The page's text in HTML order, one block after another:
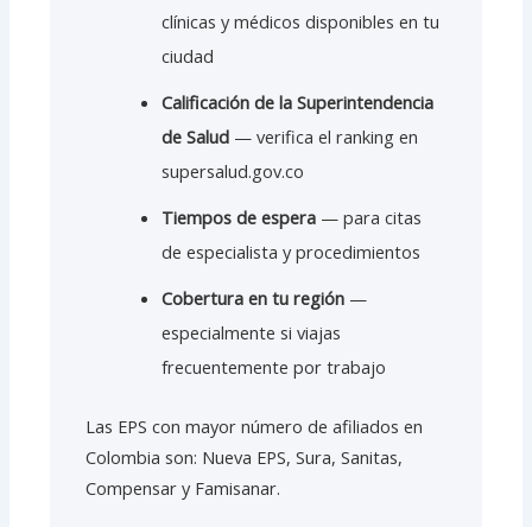
clínicas y médicos disponibles en tu
ciudad
Calificación de la Superintendencia
de Salud — verifica el ranking en
supersalud.gov.co
Tiempos de espera — para citas
de especialista y procedimientos
Cobertura en tu región —
especialmente si viajas
frecuentemente por trabajo
Las EPS con mayor número de afiliados en
Colombia son: Nueva EPS, Sura, Sanitas,
Compensar y Famisanar.